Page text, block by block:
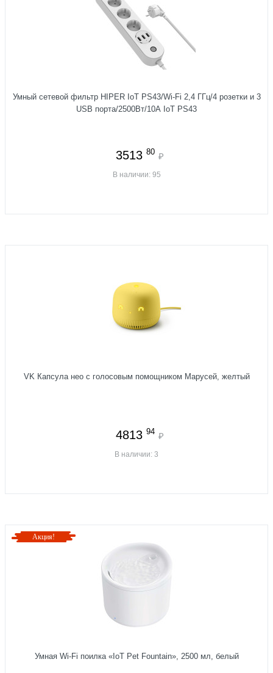
Умный сетевой фильтр HIPER IoT PS43/Wi-Fi 2,4 ГГц/4 розетки и 3
USB порта/2500Вт/10А IoT PS43
3513 80 ₽
В наличии: 95
VK Капсула нео с голосовым помощником Марусей, желтый
4813 94 ₽
В наличии: 3
Акция!
Умная Wi-Fi поилка «IoT Pet Fountain», 2500 мл, белый